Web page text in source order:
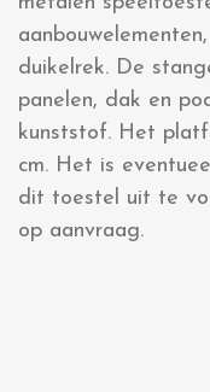
duikelrek. De
panelen, dak en
kunststof. Het
cm. Het is
dit toestel uit te
op aanvraag.